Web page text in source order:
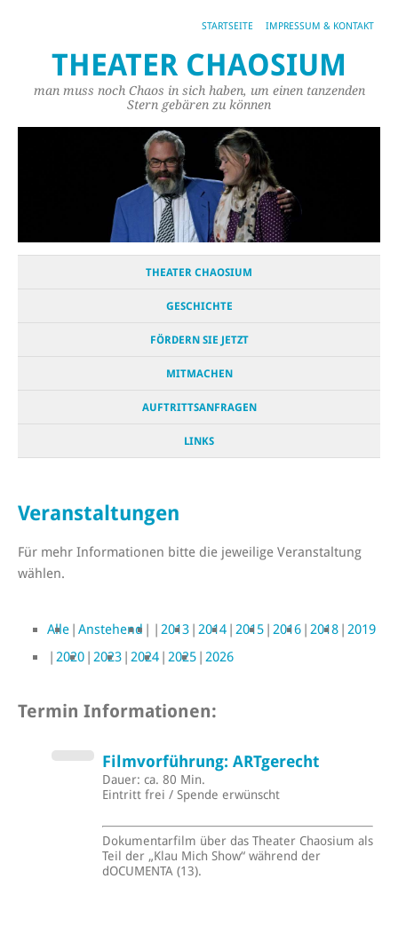
STARTSEITE IMPRESSUM & KONTAKT
THEATER CHAOSIUM
man muss noch Chaos in sich haben, um einen tanzenden
Stern gebären zu können
THEATER CHAOSIUM
GESCHICHTE
FÖRDERN SIE JETZT
MITMACHEN
AUFTRITTSANFRAGEN
LINKS
Veranstaltungen
Für mehr Informationen bitte die jeweilige Veranstaltung
wählen.
Alle Anstehend 2013 2014 2015 2016 2018 2019
2020 2023 2024 2025 2026
Termin Informationen:
Filmvorführung: ARTgerecht
Dauer: ca. 80 Min.
Eintritt frei / Spende erwünscht
Dokumentarfilm über das Theater Chaosium als
Teil der „Klau Mich Show“ während der
dOCUMENTA (13).